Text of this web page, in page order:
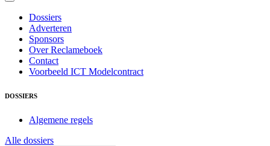
Dossiers
Adverteren
Sponsors
Over Reclameboek
Contact
Voorbeeld ICT Modelcontract
DOSSIERS
Algemene regels
Alle dossiers